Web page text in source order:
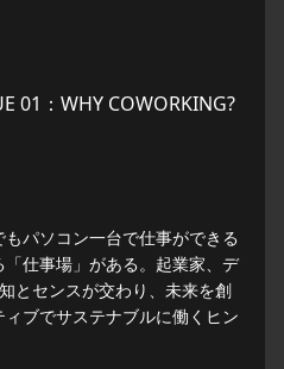
01：WHY COWORKING?
パソコン一台で仕事ができる
仕事場」がある。起業家、デ
とセンスが交わり、未来を創
ブでサステナブルに働くヒン